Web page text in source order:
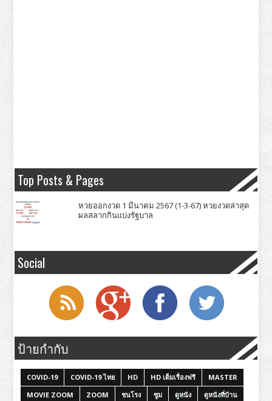
Top Posts & Pages
หวยออกงวด 1 มีนาคม 2567 (1-3-67) หวยงวดล่าสุด
ผลสลากกินแบ่งรัฐบาล
Social
ป้ายกำกับ
COVID-19 COVID-19 ไทย HD HD เต็มเรื่องฟรี
MASTER
MOVIE ZOOM
ZOOM ชนโรง ซูม ดูหนัง
ดูหนังที่บ้าน